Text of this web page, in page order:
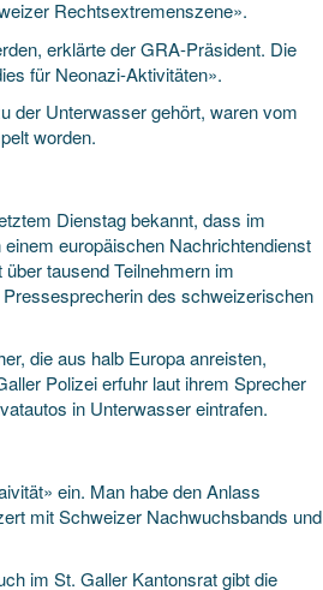
Rechtsextremenszene».
erklärte der GRA-Präsident. Die
für Neonazi-Aktivitäten».
der Unterwasser gehört, waren vom
worden.
Dienstag bekannt, dass im
europäischen Nachrichtendienst
tausend Teilnehmern im
des schweizerischen
die aus halb Europa anreisten,
Polizei erfuhr laut ihrem Sprecher
in Unterwasser eintrafen.
ein. Man habe den Anlass
mit Schweizer Nachwuchsbands und
im St. Galler Kantonsrat gibt die